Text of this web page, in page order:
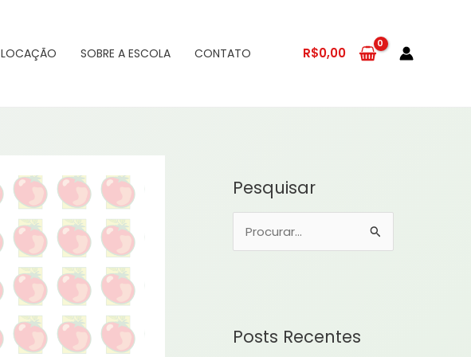
LOCAÇÃO SOBRE A ESCOLA CONTATO R$0,00
Pesquisar
u
Posts Recentes